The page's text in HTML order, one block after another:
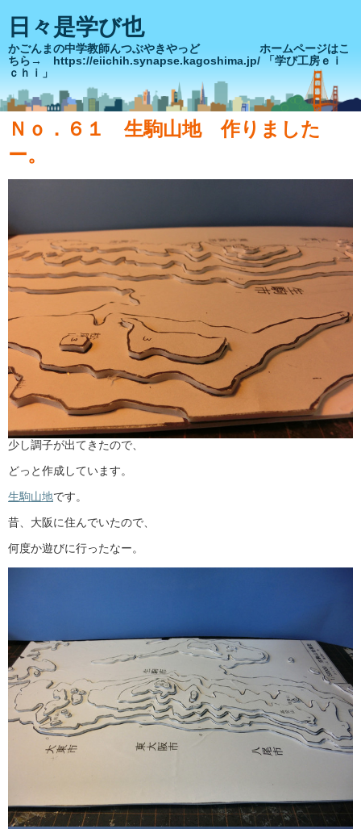
日々是学び也
かごんまの中学教師んつぶやきやっど ホームページはこ
ちら→ https://eiichih.synapse.kagoshima.jp/ 「学び工房ｅｉ
ｃｈｉ」
Ｎｏ．６１ 生駒山地 作りました
ー。
少し調子が出てきたので、
どっと作成しています。
生駒山地です。
昔、大阪に住んでいたので、
何度か遊びに行ったなー。